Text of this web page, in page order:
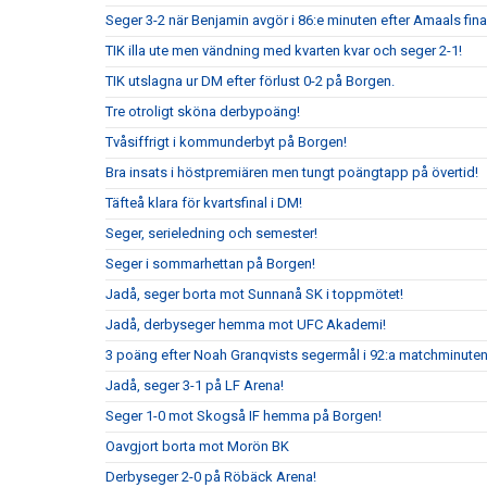
Seger 3-2 när Benjamin avgör i 86:e minuten efter Amaals
TIK illa ute men vändning med kvarten kvar och seger 2-1!
TIK utslagna ur DM efter förlust 0-2 på Borgen.
Tre otroligt sköna derbypoäng!
Tvåsiffrigt i kommunderbyt på Borgen!
Bra insats i höstpremiären men tungt poängtapp på övertid!
Täfteå klara för kvartsfinal i DM!
Seger, serieledning och semester!
Seger i sommarhettan på Borgen!
Jadå, seger borta mot Sunnanå SK i toppmötet!
Jadå, derbyseger hemma mot UFC Akademi!
3 poäng efter Noah Granqvists segermål i 92:a
Jadå, seger 3-1 på LF Arena!
Seger 1-0 mot Skogså IF hemma på Borgen!
Oavgjort borta mot Morön BK
Derbyseger 2-0 på Röbäck Arena!